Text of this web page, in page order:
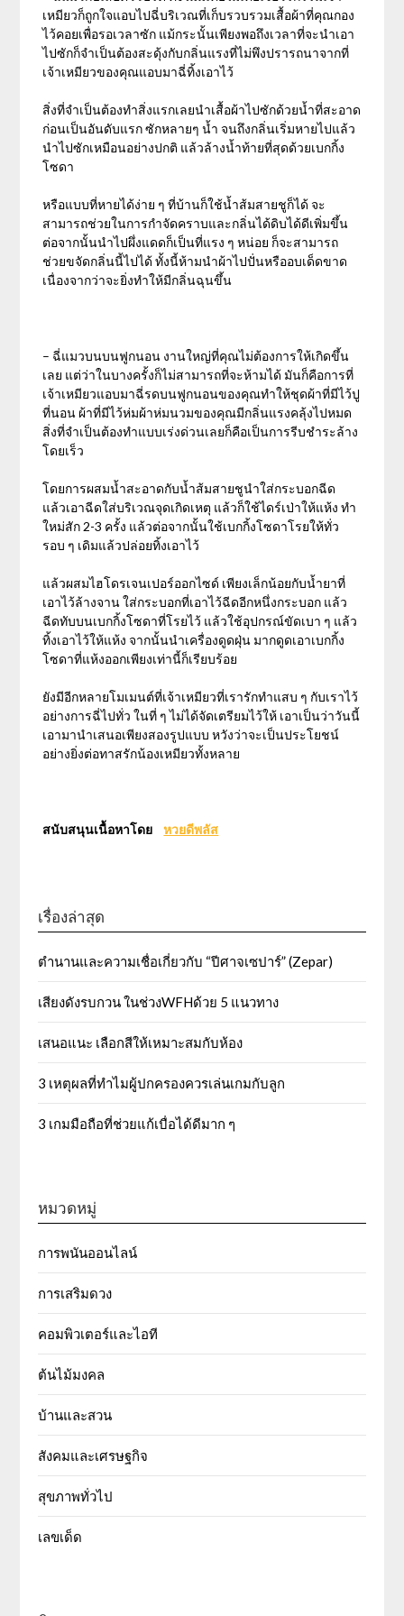
เหมียวก็ถูกใจแอบไปฉี่บริเวณที่เก็บรวบรวมเสื้อผ้าที่คุณกอง
ไว้คอยเพื่อรอเวลาซัก แม้กระนั้นเพียงพอถึงเวลาที่จะนำเอา
ไปซักก็จำเป็นต้องสะดุ้งกับกลิ่นแรงที่ไม่พึงปรารถนาจากที่
เจ้าเหมียวของคุณแอบมาฉี่ทิ้งเอาไว้
สิ่งที่จำเป็นต้องทำสิ่งแรกเลยนำเสื้อผ้าไปซักด้วยน้ำที่สะอาด
ก่อนเป็นอันดับแรก ซักหลายๆ น้ำ จนถึงกลิ่นเริ่มหายไปแล้ว
นำไปซักเหมือนอย่างปกติ แล้วล้างน้ำท้ายที่สุดด้วยเบกกิ้ง
โซดา
หรือแบบที่หายได้ง่าย ๆ ที่บ้านก็ใช้น้ำส้มสายชูก็ได้ จะ
สามารถช่วยในการกำจัดคราบและกลิ่นได้ดิบได้ดีเพิ่มขึ้น
ต่อจากนั้นนำไปผึ่งแดดก็เป็นที่แรง ๆ หน่อย ก็จะสามารถ
ช่วยขจัดกลิ่นนี้ไปได้ ทั้งนี้ห้ามนำผ้าไปปั่นหรืออบเด็ดขาด
เนื่องจากว่าจะยิ่งทำให้มีกลิ่นฉุนขึ้น
– ฉี่แมวบนบนฟูกนอน งานใหญ่ที่คุณไม่ต้องการให้เกิดขึ้น
เลย แต่ว่าในบางครั้งก็ไม่สามารถที่จะห้ามได้ มันก็คือการที่
เจ้าเหมียวแอบมาฉี่รดบนฟูกนอนของคุณทำให้ชุดผ้าที่มีไว้ปู
ที่นอน ผ้าที่มีไว้ห่มผ้าห่มนวมของคุณมีกลิ่นแรงคลุ้งไปหมด
สิ่งที่จำเป็นต้องทำแบบเร่งด่วนเลยก็คือเป็นการรีบชำระล้าง
โดยเร็ว
โดยการผสมน้ำสะอาดกับน้ำส้มสายชูนำใส่กระบอกฉีด
แล้วเอาฉีดใส่บริเวณจุดเกิดเหตุ แล้วก็ใช้ไดร์เป่าให้แห้ง ทำ
ใหม่สัก 2-3 ครั้ง แล้วต่อจากนั้นใช้เบกกิ้งโซดาโรยให้ทั่ว
รอบ ๆ เดิมแล้วปล่อยทิ้งเอาไว้
แล้วผสมไฮโดรเจนเปอร์ออกไซด์ เพียงเล็กน้อยกับน้ำยาที่
เอาไว้ล้างจาน ใส่กระบอกที่เอาไว้ฉีดอีกหนึ่งกระบอก แล้ว
ฉีดทับบนเบกกิ้งโซดาที่โรยไว้ แล้วใช้อุปกรณ์ขัดเบา ๆ แล้ว
ทิ้งเอาไว้ให้แห้ง จากนั้นนำเครื่องดูดฝุ่น มากดูดเอาเบกกิ้ง
โซดาที่แห้งออกเพียงเท่านี้ก็เรียบร้อย
ยังมีอีกหลายโมเมนต์ที่เจ้าเหมียวที่เรารักทำแสบ ๆ กับเราไว้
อย่างการฉี่ไปทั่ว ในที่ ๆ ไม่ได้จัดเตรียมไว้ให้ เอาเป็นว่าวันนี้
เอามานำเสนอเพียงสองรูปแบบ หวังว่าจะเป็นประโยชน์
อย่างยิ่งต่อทาสรักน้องเหมียวทั้งหลาย
สนับสนุนเนื้อหาโดยหวยดีพลัส
เรื่องล่าสุด
ตำนานและความเชื่อเกี่ยวกับ “ปีศาจเซปาร์” (Zepar)
เสียงดังรบกวน ในช่วงWFHด้วย 5 แนวทาง
เสนอแนะ เลือกสีให้เหมาะสมกับห้อง
3 เหตุผลที่ทำไมผู้ปกครองควรเล่นเกมกับลูก
3 เกมมือถือที่ช่วยแก้เบื่อได้ดีมาก ๆ
หมวดหมู่
การพนันออนไลน์
การเสริมดวง
คอมพิวเตอร์และไอที
ต้นไม้มงคล
บ้านและสวน
สังคมและเศรษฐกิจ
สุขภาพทั่วไป
เลขเด็ด